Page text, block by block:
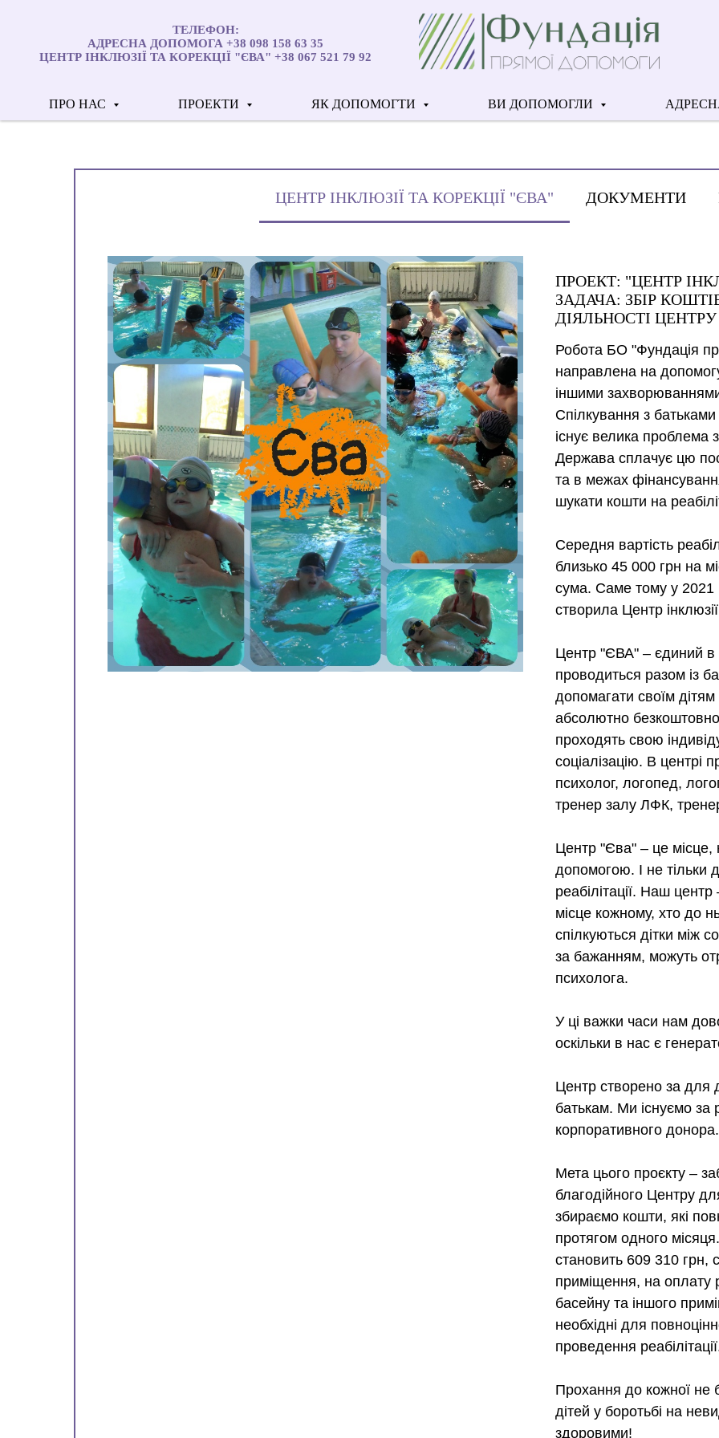
ТЕЛЕФОН:
АДРЕСНА ДОПОМОГА +38 098 158 63 35
ЦЕНТР ІНКЛЮЗІЇ ТА КОРЕКЦІЇ "ЄВА" +38 067 521 79 92
ПРО НАС ПРОЕКТИ ЯК ДОПОМОГТИ ВИ ДОПОМОГЛИ
ЦЕНТР ІНКЛЮЗІЇ ТА КОРЕКЦІЇ "ЄВА" ДОКУМЕНТИ
ПРОЕКТ: "ЦЕНТР
ЗАДАЧА: ЗБІР
ДІЯЛЬНОСТІ
Робота БО "Фундація
направлена на
іншими
Спілкування з
існує велика проблема з
Держава сплачує цю
та в межах
шукати кошти на
Середня вартість
близько 45 000 грн на
сума. Саме тому у 2021
створила Центр
Центр "ЄВА" – єдиний в
проводиться разом із
допомагати своїм
абсолютно
проходять свою
соціалізацію. В центрі
психолог, логопед,
тренер залу ЛФК,
Центр "Єва" – це місце,
допомогою. І не тільки
реабілітації. Наш
місце кожному, хто до
спілкуються дітки між
за бажанням, можуть
психолога.
У ці важки часи нам
оскільки в нас є
Центр створено за для
батькам. Ми існуємо за
корпоративного донора.
Мета цього проєкту –
благодійного Центру
збираємо кошти, які
протягом одного
становить 609 310 грн,
приміщення, на оплату
басейну та іншого
необхідні для
проведення
Прохання до кожної не
дітей у боротьбі на
здоровими!